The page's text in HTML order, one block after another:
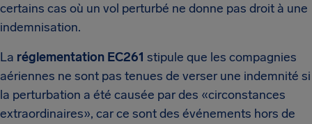
certains cas où un vol perturbé ne donne pas droit à une
indemnisation.
La réglementation EC261 stipule que les compagnies
aériennes ne sont pas tenues de verser une indemnité si
la perturbation a été causée par des «circonstances
extraordinaires», car ce sont des événements hors de